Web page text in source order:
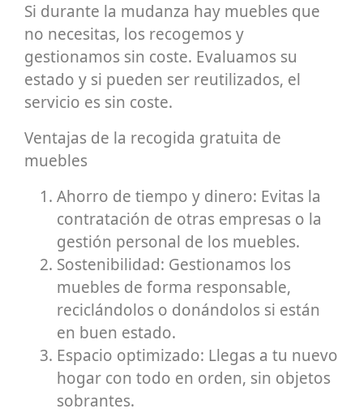
Si durante la mudanza hay muebles que
no necesitas, los recogemos y
gestionamos sin coste. Evaluamos su
estado y si pueden ser reutilizados, el
servicio es sin coste.
Ventajas de la recogida gratuita de
muebles
Ahorro de tiempo y dinero: Evitas la
contratación de otras empresas o la
gestión personal de los muebles.
Sostenibilidad: Gestionamos los
muebles de forma responsable,
reciclándolos o donándolos si están
en buen estado.
Espacio optimizado: Llegas a tu nuevo
hogar con todo en orden, sin objetos
sobrantes.